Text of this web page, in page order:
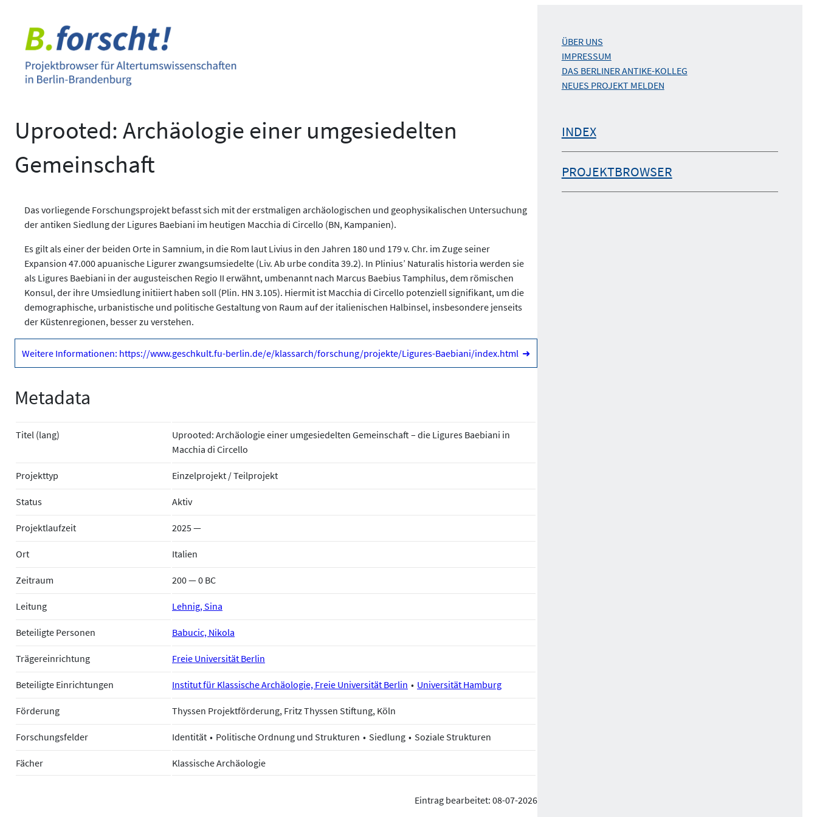
springen
Uprooted: Archäologie einer umgesiedelten
Gemeinschaft
Das vorliegende Forschungsprojekt befasst sich mit der erstmaligen archäologischen und geophysikalischen Untersuchung
der antiken Siedlung der Ligures Baebiani im heutigen Macchia di Circello (BN, Kampanien).
Es gilt als einer der beiden Orte in Samnium, in die Rom laut Livius in den Jahren 180 und 179 v. Chr. im Zuge seiner
Expansion 47.000 apuanische Ligurer zwangsumsiedelte (Liv. Ab urbe condita 39.2). In Plinius’ Naturalis historia werden sie
als Ligures Baebiani in der augusteischen Regio II erwähnt, umbenannt nach Marcus Baebius Tamphilus, dem römischen
Konsul, der ihre Umsiedlung initiiert haben soll (Plin. HN 3.105). Hiermit ist Macchia di Circello potenziell signifikant, um die
demographische, urbanistische und politische Gestaltung von Raum auf der italienischen Halbinsel, insbesondere jenseits
der Küstenregionen, besser zu verstehen.
Weitere Informationen: https://www.geschkult.fu-berlin.de/e/klassarch/forschung/projekte/Ligures-Baebiani/index.html ➜
Metadata
Titel (lang)
Uprooted: Archäologie einer umgesiedelten Gemeinschaft – die Ligures Baebiani in
Macchia di Circello
Projekttyp Einzelprojekt / Teilprojekt
Status Aktiv
Projektlaufzeit 2025 —
Ort Italien
Zeitraum 200 — 0 BC
Leitung Lehnig, Sina
Beteiligte Personen Babucic, Nikola
Trägereinrichtung Freie Universität Berlin
Beteiligte Einrichtungen Institut für Klassische Archäologie, Freie Universität Berlin Universität Hamburg
Förderung Thyssen Projektförderung, Fritz Thyssen Stiftung, Köln
Forschungsfelder Identität Politische Ordnung und Strukturen Siedlung Soziale Strukturen
Fächer Klassische Archäologie
Eintrag bearbeitet: 08-07-2026
ÜBER UNS
IMPRESSUM
DAS BERLINER ANTIKE-KOLLEG
NEUES PROJEKT MELDEN
INDEX
PROJEKTBROWSER